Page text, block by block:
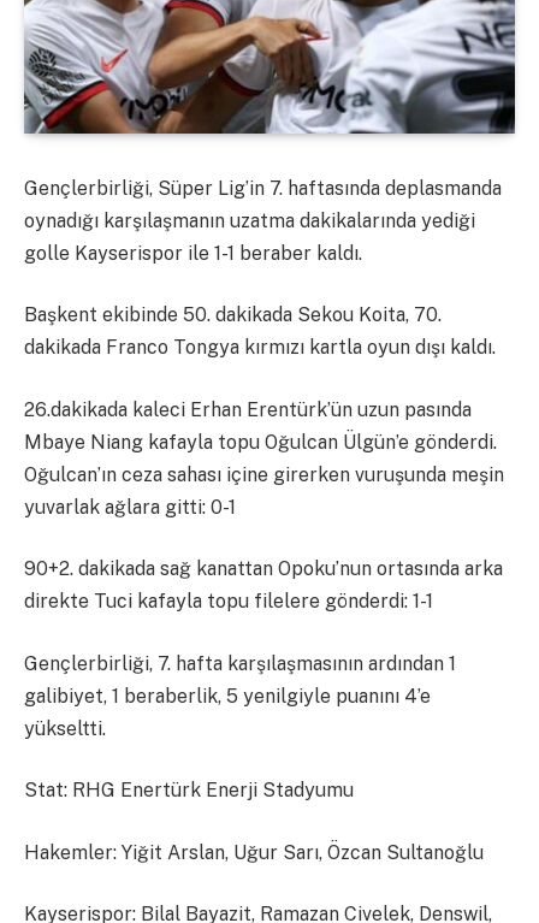
Gençlerbirliği, Süper Lig’in 7. haftasında deplasmanda
oynadığı karşılaşmanın uzatma dakikalarında yediği
golle Kayserispor ile 1-1 beraber kaldı.
Başkent ekibinde 50. dakikada Sekou Koita, 70.
dakikada Franco Tongya kırmızı kartla oyun dışı kaldı.
26.dakikada kaleci Erhan Erentürk’ün uzun pasında
Mbaye Niang kafayla topu Oğulcan Ülgün’e gönderdi.
Oğulcan’ın ceza sahası içine girerken vuruşunda meşin
yuvarlak ağlara gitti: 0-1
90+2. dakikada sağ kanattan Opoku’nun ortasında arka
direkte Tuci kafayla topu filelere gönderdi: 1-1
Gençlerbirliği, 7. hafta karşılaşmasının ardından 1
galibiyet, 1 beraberlik, 5 yenilgiyle puanını 4’e
yükseltti.
Stat: RHG Enertürk Enerji Stadyumu
Hakemler: Yiğit Arslan, Uğur Sarı, Özcan Sultanoğlu
Kayserispor: Bilal Bayazit, Ramazan Civelek, Denswil,